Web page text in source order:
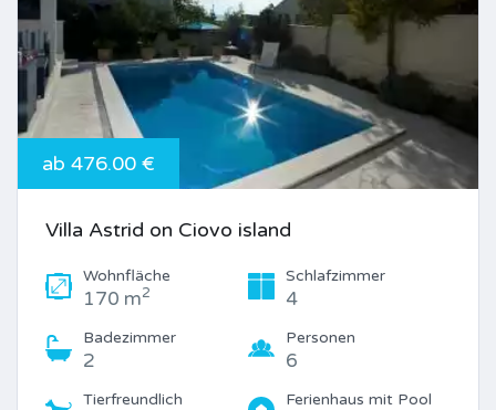
ab 476.00 €
Villa Astrid on Ciovo island
Wohnfläche
170 m2
Schlafzimmer
4
Badezimmer
2
Personen
6
Tierfreundlich Ferienhaus mit Pool